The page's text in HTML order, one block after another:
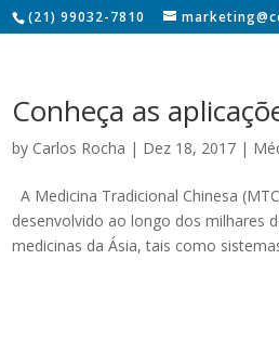
(21) 99032-7810
Conheça as
by Carlos Rocha | Dez 18, 2017 |
A Medicina Tradicional Chinesa
desenvolvido ao longo dos milhares
medicinas da Ásia, tais como